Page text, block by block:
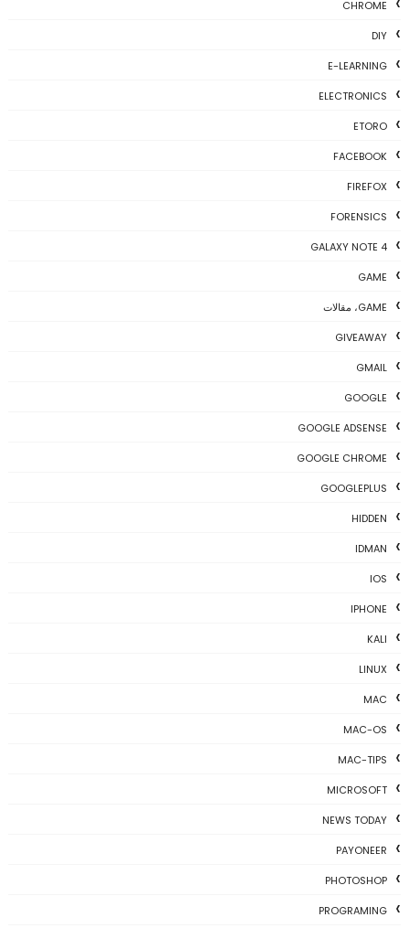
CHROME
DIY
E-LEARNING
ELECTRONICS
ETORO
FACEBOOK
FIREFOX
FORENSICS
GALAXY NOTE 4
GAME
GAME، مقالات
GIVEAWAY
GMAIL
GOOGLE
GOOGLE ADSENSE
GOOGLE CHROME
GOOGLEPLUS
HIDDEN
IDMAN
IOS
IPHONE
KALI
LINUX
MAC
MAC-OS
MAC-TIPS
MICROSOFT
NEWS TODAY
PAYONEER
PHOTOSHOP
PROGRAMING